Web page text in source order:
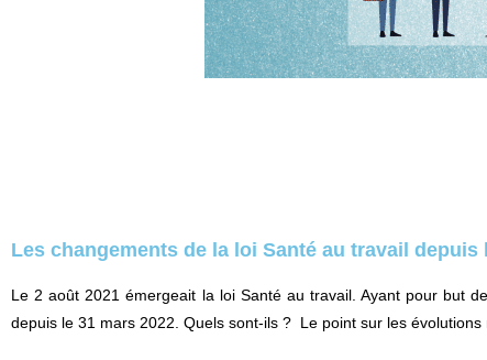
Les changements de la loi Santé au travail depuis
Le 2 août 2021 émergeait la loi Santé au travail. Ayant pour but
depuis le 31 mars 2022. Quels sont-ils ? Le point sur les évolutions